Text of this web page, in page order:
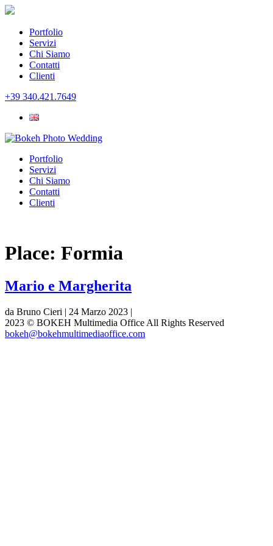
Portfolio
Servizi
Chi Siamo
Contatti
Clienti
+39 340.421.7649
Portfolio
Servizi
Chi Siamo
Contatti
Clienti
Place: Formia
Mario e Margherita
da Bruno Cieri | 24 Marzo 2023 |
2023 © BOKEH Multimedia Office All Rights Reserved
bokeh@bokehmultimediaoffice.com